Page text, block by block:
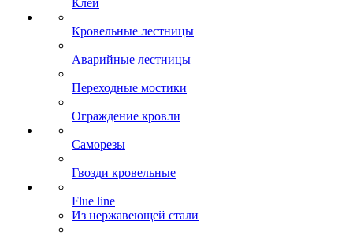
Клеи
Кровельные лестницы
Аварийные лестницы
Переходные мостики
Ограждение кровли
Саморезы
Гвозди кровельные
Flue line
Из нержавеющей стали